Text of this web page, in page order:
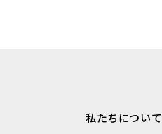
私たちについて